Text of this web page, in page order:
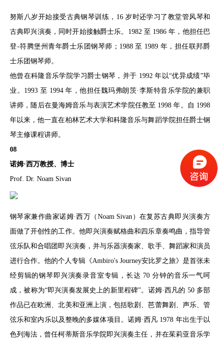
努斯八岁开始接受古典钢琴训练，16 岁时还学习了教堂管风琴和
古典即兴演奏，同时开始接触爵士乐。1982 至 1986 年，他担任巴
登-符腾堡州青年爵士乐团钢琴师；1988 至 1989 年，担任联邦爵
士乐团钢琴师。
他曾在科隆音乐学院学习爵士钢琴，并于 1992 年以“优异成绩”毕
业。1993 至 1994 年，他担任魏玛弗朗茨·李斯特音乐学院的兼职
讲师，随后在曼海姆音乐与表演艺术学院任教至 1998 年。自 1998
年以来，他一直在柏林艺术大学和科隆音乐与舞蹈学院担任爵士钢
琴主修课程讲师。
08
诺姆·西万教授、博士
Prof. Dr. Noam Sivan
钢琴家兼作曲家诺姆·西万（Noam Sivan）在复苏古典即兴演奏方
面做了开创性的工作。他即兴演奏赋格曲和四乐章奏鸣曲，指导管
弦乐队和合唱团即兴演奏，并与乐器演奏家、歌手、舞蹈家和演员
进行合作。他的个人专辑《Ambiro's Journey安比罗之旅》是首张未
经剪辑的钢琴即兴演奏录音室专辑，长达 70 分钟的音乐一气呵
成，被称为“即兴演奏发展史上的新里程碑”。诺姆·西凡的 50 多部
作品已在欧洲、北美和亚洲上演，包括歌剧、芭蕾舞剧、声乐、管
弦乐和室内乐以及整晚的多媒体项目。诺姆·西凡 1978 年出生于以
色列海法，曾任柯蒂斯音乐学院即兴演奏主任，并在茱莉亚音乐学